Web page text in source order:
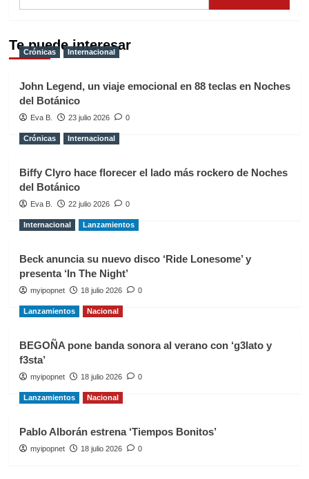
Te puede interesar
Crónicas Internacional
John Legend, un viaje emocional en 88 teclas en Noches
del Botánico
Eva B. 23 julio 2026 0
Crónicas Internacional
Biffy Clyro hace florecer el lado más rockero de Noches
del Botánico
Eva B. 22 julio 2026 0
Internacional Lanzamientos
Beck anuncia su nuevo disco ‘Ride Lonesome’ y
presenta ‘In The Night’
myipopnet 18 julio 2026 0
Lanzamientos Nacional
BEGOÑA pone banda sonora al verano con ‘g3lato y
f3sta’
myipopnet 18 julio 2026 0
Lanzamientos Nacional
Pablo Alborán estrena ‘Tiempos Bonitos’
myipopnet 18 julio 2026 0